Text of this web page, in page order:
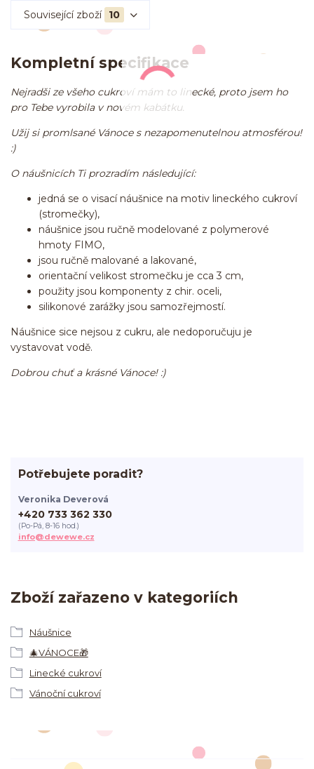
Související zboží 10
Kompletní specifikace
Nejradši ze všeho cukroví mám to linecké, proto jsem ho
pro Tebe vyrobila v novém kabátku.
Užij si promlsané Vánoce s nezapomenutelnou atmosférou!
:)
O náušnicích Ti prozradím následující:
jedná se o visací náušnice na motiv lineckého cukroví
(stromečky),
náušnice jsou ručně modelované z polymerové
hmoty FIMO,
jsou ručně malované a lakované,
orientační velikost stromečku je cca 3 cm,
použity jsou komponenty z chir. oceli,
silikonové zarážky jsou samozřejmostí.
Náušnice sice nejsou z cukru, ale nedoporučuju je
vystavovat vodě.
Dobrou chuť a krásné Vánoce! :)
Zboží zařazeno v kategoriích
Náušnice
🎄VÁNOCE🎁
Linecké cukroví
Vánoční cukroví
Potřebujete poradit?
Veronika Deverová
+420 733 362 330
(Po-Pá, 8-16 hod.)
info@dewewe.cz